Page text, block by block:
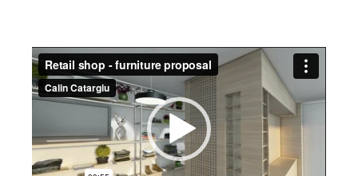
Lecteur
vidéo